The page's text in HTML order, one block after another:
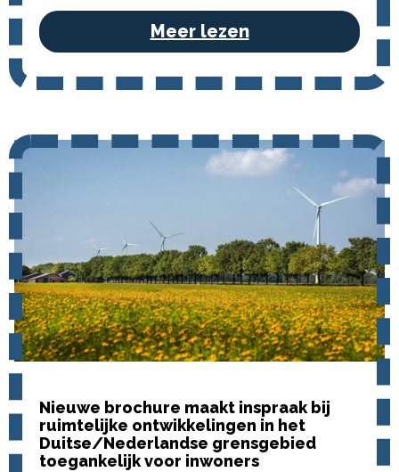
Meer lezen
Nieuwe brochure maakt inspraak bij
ruimtelijke ontwikkelingen in het
Duitse/Nederlandse grensgebied
toegankelijk voor inwoners